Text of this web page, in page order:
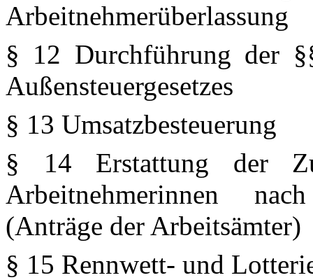
Arbeitnehmerüberlassung
§ 12 Durchführung der
Außensteuergesetzes
§ 13 Umsatzbesteuerung
§ 14 Erstattung der
Arbeitnehmerinnen
(Anträge der Arbeitsämter)
§ 15 Rennwett- und